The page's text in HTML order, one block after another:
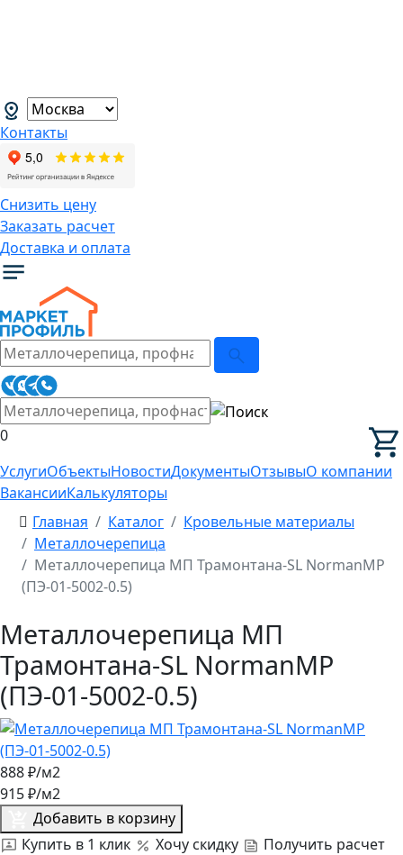
Контакты
Снизить цену
Заказать расчет
Доставка и оплата
0
УслугиОбъектыНовостиДокументыОтзывыО компании
ВакансииКалькуляторы
Главная
Каталог
Кровельные материалы
Металлочерепица
Металлочерепица МП Трамонтана-SL NormanMP
(ПЭ-01-5002-0.5)
Металлочерепица МП
Трамонтана-SL NormanMP
(ПЭ-01-5002-0.5)
888₽/м2
915₽/м2
Добавить в корзину
Купить в 1 клик
Хочу скидку
Получить расчет